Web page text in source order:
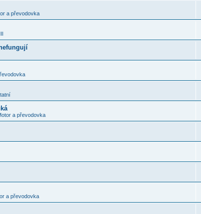
a převodovka
a převodovka
a převodovka